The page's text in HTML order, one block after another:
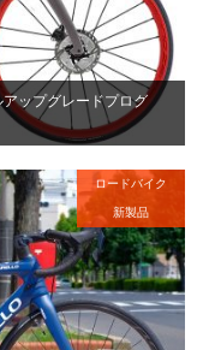
ップグレードプログ
ロードバイク
新製品